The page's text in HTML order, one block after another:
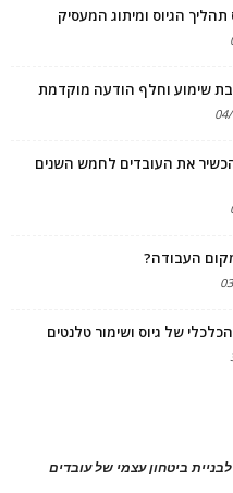
שימוע וחלף הודעה מוקדמת
את העובדים לחמש השנים
העבודה?